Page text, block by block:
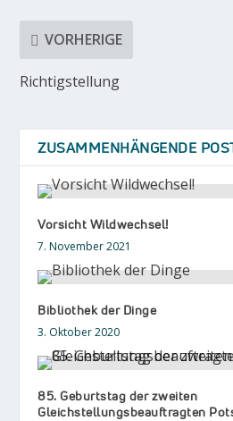
VORHERIGE
Richtigstellung
ZUSAMMENHÄNGENDE
Vorsicht Wildwechsel!
7. November 2021
Bibliothek der Dinge
3. Oktober 2020
85. Geburtstag der zweiten
Gleichstellungsbeauftragten